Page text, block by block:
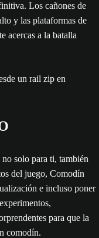
Los cañones de
y las plataformas de
acercas a la batalla
solo para ti, también
del juego, Comodín
e incluso poner
para que la
comodín.